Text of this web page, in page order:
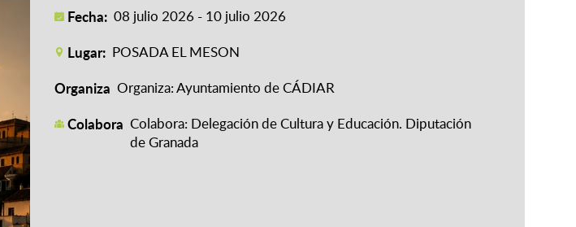
Fecha: 08 julio 2026 - 10 julio 2026
Lugar: POSADA EL MESON
Organiza Organiza: Ayuntamiento de CÁDIAR
Colabora Colabora: Delegación de Cultura y Educación. Diputación
de Granada